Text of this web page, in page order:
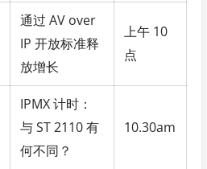
通过 AV over
IP 开放标准释
放增长
上午 10
点
IPMX 计时：
与 ST 2110 有
何不同？
10.30am